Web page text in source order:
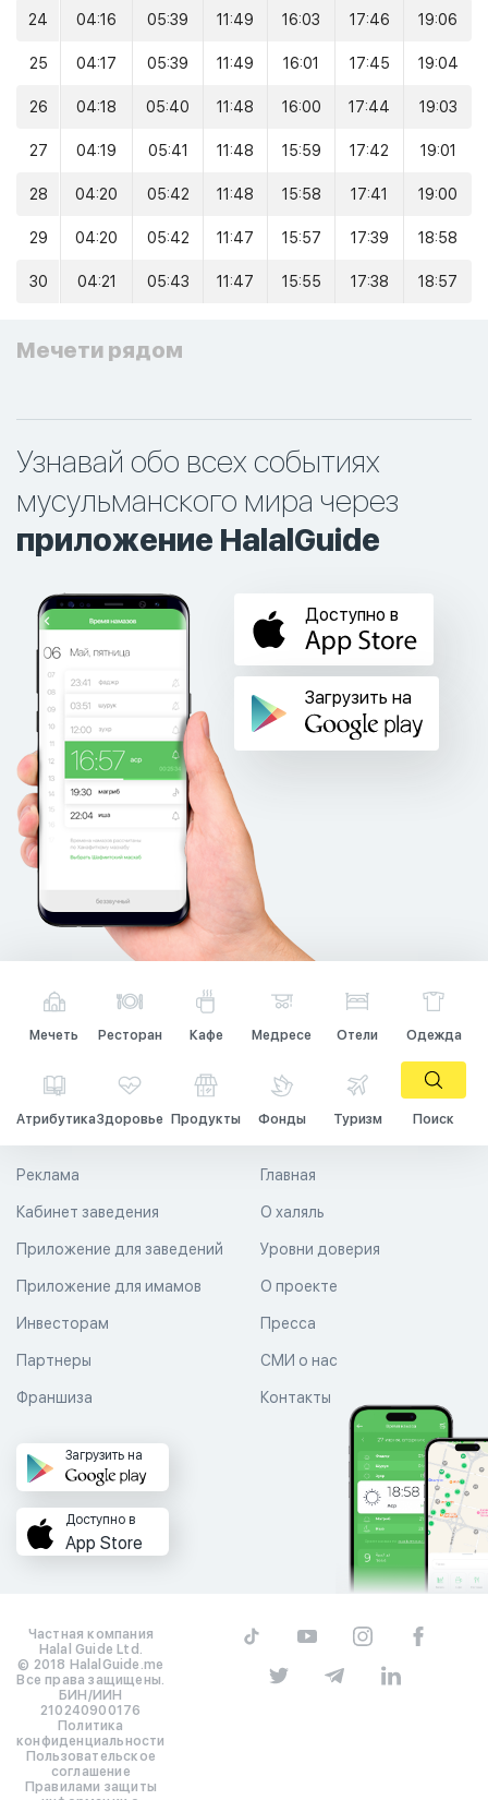
24 04:16 05:39 11:49 16:03 17:46 19:06
25 04:17 05:39 11:49 16:01 17:45 19:04
26 04:18 05:40 11:48 16:00 17:44 19:03
27 04:19 05:41 11:48 15:59 17:42 19:01
28 04:20 05:42 11:48 15:58 17:41 19:00
29 04:20 05:42 11:47 15:57 17:39 18:58
30 04:21 05:43 11:47 15:55 17:38 18:57
Мечети рядом
Узнавай обо всех событиях
мусульманского мира через
приложение HalalGuide
Доступно в
Загрузить на
Мечеть Ресторан Кафе Медресе Отели Одежда
АтрибутикаЗдоровье Продукты Фонды Туризм Поиск
Главная
О халяль
Уровни доверия
Реклама
Кабинет заведения
Приложение для заведений
Приложение для имамов О проекте
Пресса
СМИ о нас
Контакты
Инвесторам
Партнеры
Франшиза
Загрузить на
Доступно в
App Store
Частная компания
Halal Guide Ltd.
© 2018 HalalGuide.me
Все права защищены.
БИН/ИИН
210240900176
Политика
конфиденциальности
Пользовательское
соглашение
Правилами защиты